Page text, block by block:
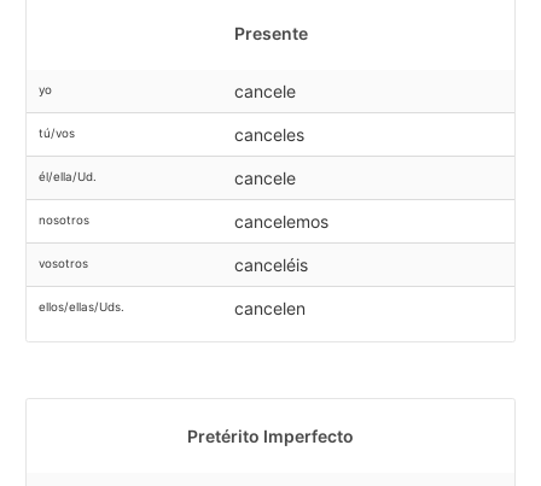
Presente
yo cancele
tú/vos canceles
él/ella/Ud. cancele
nosotros cancelemos
vosotros canceléis
ellos/ellas/Uds. cancelen
Pretérito Imperfecto